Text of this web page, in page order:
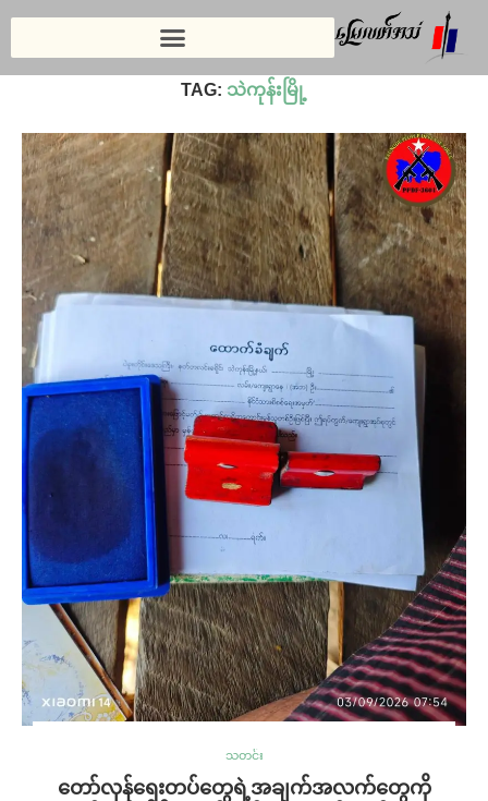
TAG: သဲကုန်းမြို့
သတင်း
တော်လှန်ရေးတပ်တွေရဲ့အချက်အလက်တွေကို